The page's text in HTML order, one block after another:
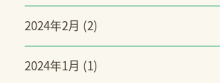
2024年2月 (2)
2024年1月 (1)